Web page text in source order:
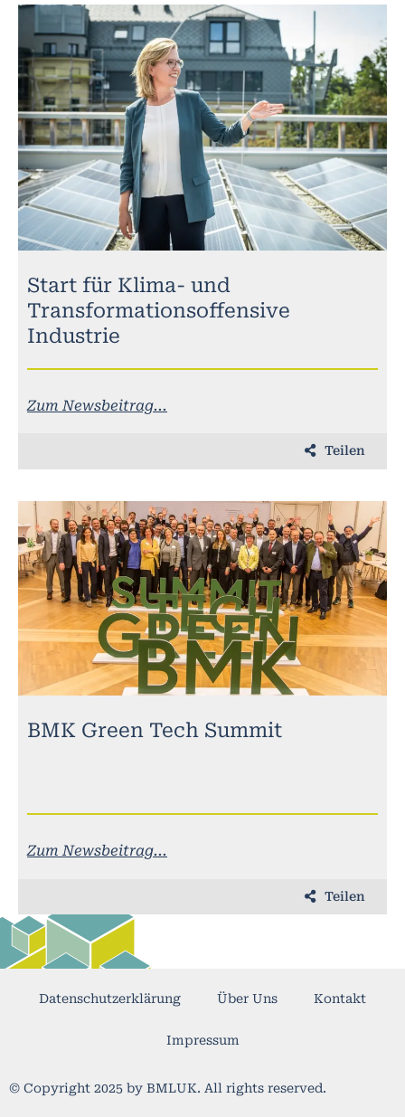
Start für Klima- und
Transformationsoffensive
Industrie
Zum Newsbeitrag...
Teilen
BMK Green Tech Summit
Zum Newsbeitrag...
Teilen
© Copyright 2025 by BMLUK. All rights reserved.
Datenschutzerklärung Über Uns Kontakt
Impressum